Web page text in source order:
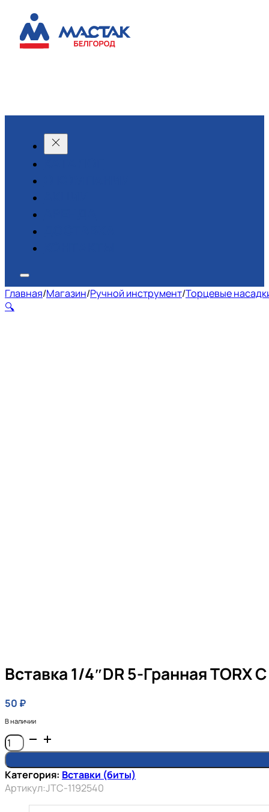
Главная/Магазин/Ручной инструмент/Торцевые
🔍
Вставка 1/4″DR 5-Гранная
50 ₽
В наличии
Количество
товара
Вставка
1/4"DR
5-
гранная
Категория: Вставки (биты)
Артикул:JTC-1192540